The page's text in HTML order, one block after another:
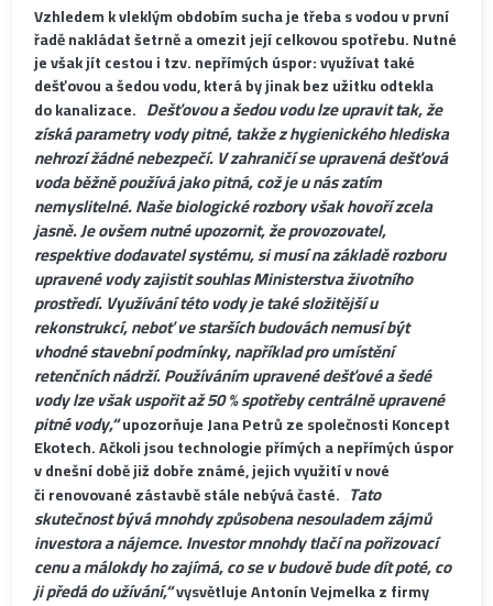
Vzhledem k vleklým obdobím sucha je třeba s vodou v první
řadě nakládat šetrně a omezit její celkovou spotřebu. Nutné
je však jít cestou i tzv. nepřímých úspor: využívat také
dešťovou a šedou vodu, která by jinak bez užitku odtekla
do kanalizace.„Dešťovou a šedou vodu lze upravit tak, že
získá parametry vody pitné, takže z hygienického hlediska
nehrozí žádné nebezpečí. V zahraničí se upravená dešťová
voda běžně používá jako pitná, což je u nás zatím
nemyslitelné. Naše biologické rozbory však hovoří zcela
jasně. Je ovšem nutné upozornit, že provozovatel,
respektive dodavatel systému, si musí na základě rozboru
upravené vody zajistit souhlas Ministerstva životního
prostředí. Využívání této vody je také složitější u
rekonstrukcí, neboť ve starších budovách nemusí být
vhodné stavební podmínky, například pro umístění
retenčních nádrží. Používáním upravené dešťové a šedé
vody lze však uspořit až 50 % spotřeby centrálně upravené
pitné vody,“upozorňuje Jana Petrů ze společnosti Koncept
Ekotech. Ačkoli jsou technologie přímých a nepřímých úspor
v dnešní době již dobře známé, jejich využití v nové
či renovované zástavbě stále nebývá časté.„Tato
skutečnost bývá mnohdy způsobena nesouladem zájmů
investora a nájemce. Investor mnohdy tlačí na pořizovací
cenu a málokdy ho zajímá, co se v budově bude dít poté, co
ji předá do užívání,“vysvětluje Antonín Vejmelka z firmy